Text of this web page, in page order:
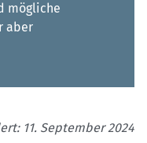
mögliche
aber
11. September 2024